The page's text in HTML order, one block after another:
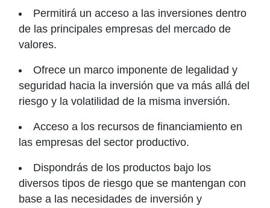
Permitirá un acceso a las inversiones dentro
de las principales empresas del mercado de
valores.
Ofrece un marco imponente de legalidad y
seguridad hacia la inversión que va más allá del
riesgo y la volatilidad de la misma inversión.
Acceso a los recursos de financiamiento en
las empresas del sector productivo.
Dispondrás de los productos bajo los
diversos tipos de riesgo que se mantengan con
base a las necesidades de inversión y